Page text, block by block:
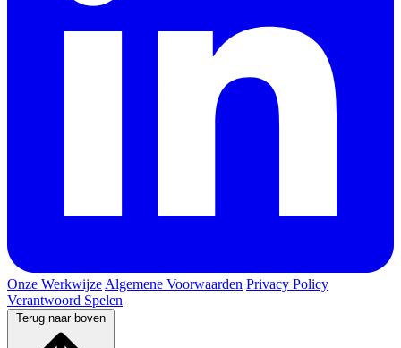
Onze Werkwijze Algemene Voorwaarden Privacy Policy
Verantwoord Spelen
Terug naar boven